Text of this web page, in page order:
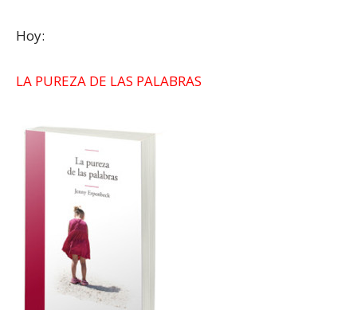
Hoy:
LA PUREZA DE LAS PALABRAS